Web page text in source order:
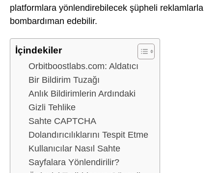
platformlara yönlendirebilecek şüpheli reklamlarla
bombardıman edebilir.
İçindekiler
Orbitboostlabs.com: Aldatıcı
Bir Bildirim Tuzağı
Anlık Bildirimlerin Ardındaki
Gizli Tehlike
Sahte CAPTCHA
Dolandırıcılıklarını Tespit Etme
Kullanıcılar Nasıl Sahte
Sayfalara Yönlendirilir?